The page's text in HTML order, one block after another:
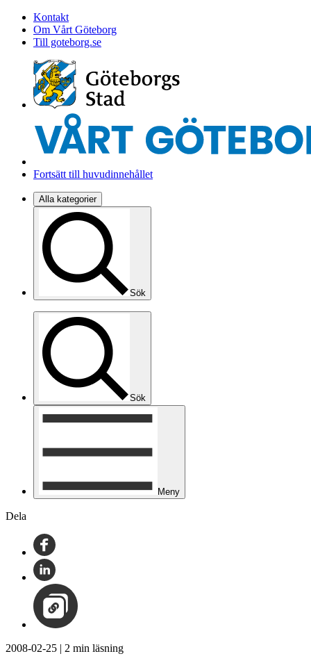
Kontakt
Om Vårt Göteborg
Till goteborg.se
Fortsätt till huvudinnehållet
Alla kategorier
Sök
Sök
Meny
Dela
2008-02-25 | 2 min läsning